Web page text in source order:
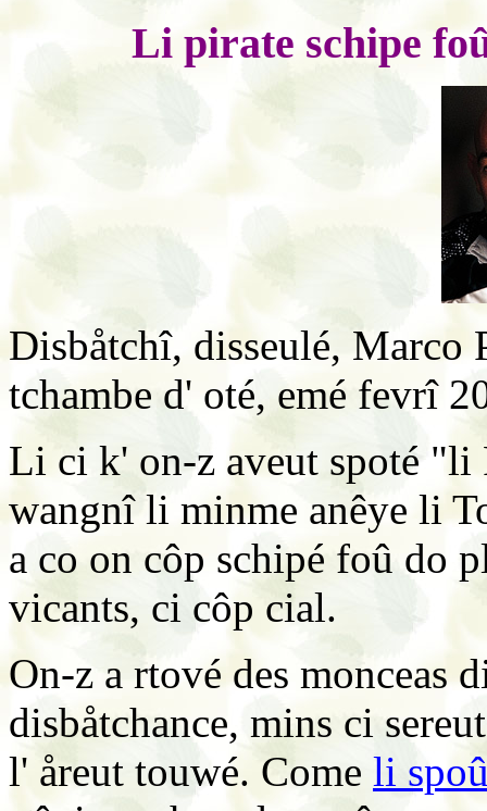
Li pirate schipe
Disbåtchî, disseulé, Marco
tchambe d' oté, emé fevrî
Li ci k' on-z aveut spoté "li
wangnî li minme anêye li
a co on côp schipé foû do
vicants, ci côp cial.
On-z a rtové des monceas
disbåtchance, mins ci
l' åreut touwé. Come li